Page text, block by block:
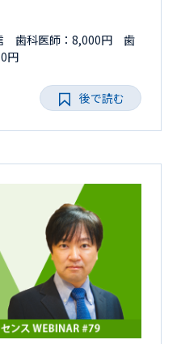
歯科医師：8,000円 歯
円
後で読む